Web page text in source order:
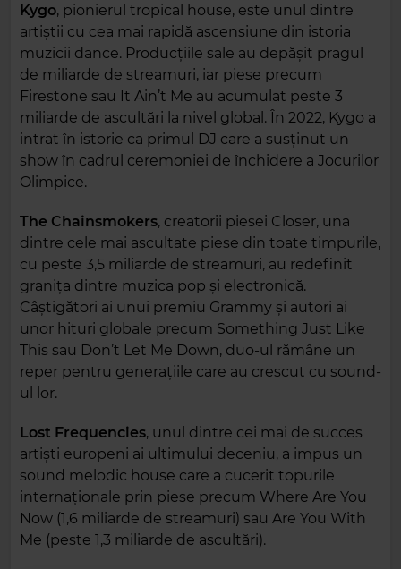
Kygo, pionierul tropical house, este unul dintre
artiștii cu cea mai rapidă ascensiune din istoria
muzicii dance. Producțiile sale au depășit pragul
de miliarde de streamuri, iar piese precum
Firestone sau It Ain’t Me au acumulat peste 3
miliarde de ascultări la nivel global. În 2022, Kygo a
intrat în istorie ca primul DJ care a susținut un
show în cadrul ceremoniei de închidere a Jocurilor
Olimpice.
The Chainsmokers, creatorii piesei Closer, una
dintre cele mai ascultate piese din toate timpurile,
cu peste 3,5 miliarde de streamuri, au redefinit
granița dintre muzica pop și electronică.
Câștigători ai unui premiu Grammy și autori ai
unor hituri globale precum Something Just Like
This sau Don’t Let Me Down, duo-ul rămâne un
reper pentru generațiile care au crescut cu sound-
ul lor.
Lost Frequencies, unul dintre cei mai de succes
artiști europeni ai ultimului deceniu, a impus un
sound melodic house care a cucerit topurile
internaționale prin piese precum Where Are You
Now (1,6 miliarde de streamuri) sau Are You With
Me (peste 1,3 miliarde de ascultări).